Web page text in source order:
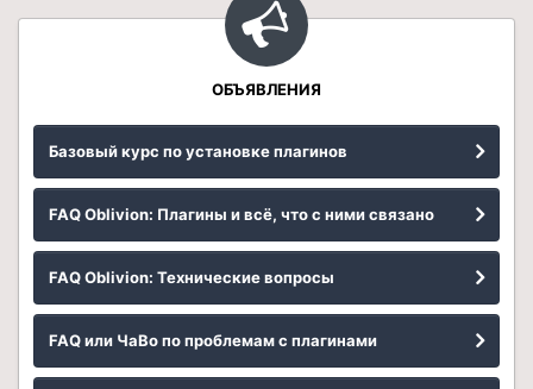
ОБЪЯВЛЕНИЯ
Базовый курс по установке плагинов
FAQ Oblivion: Плагины и всё, что с ними связано
FAQ Oblivion: Технические вопросы
FAQ или ЧаВо по проблемам с плагинами